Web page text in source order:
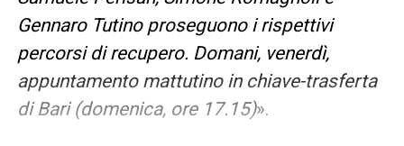
Gennaro Tutino proseguono i rispettivi
percorsi di recupero. Domani, venerdì,
appuntamento mattutino in chiave-trasferta
di Bari (domenica, ore 17.15)».